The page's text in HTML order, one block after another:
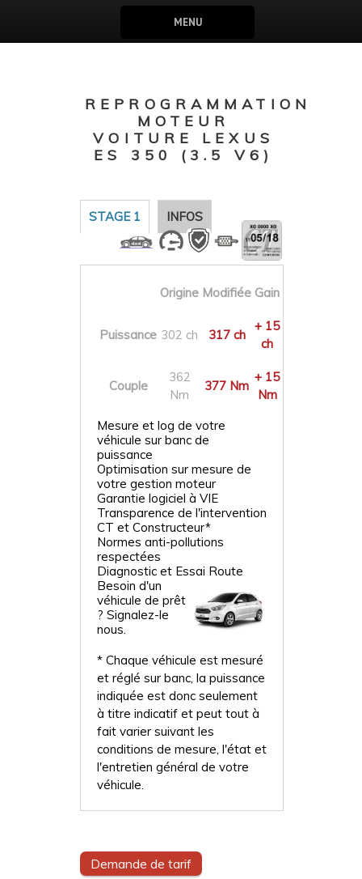
MENU
REPROGRAMMATION
MOTEUR
VOITURE LEXUS
ES 350 (3.5 V6)
STAGE 1 INFOS
Origine Modifiée Gain
Puissance 302 ch 317 ch
+ 15
ch
Couple
362
Nm
377 Nm
+ 15
Nm
Mesure et log de votre
véhicule sur banc de
puissance
Optimisation sur mesure de
votre gestion moteur
Garantie logiciel à VIE
Transparence de l'intervention
CT et Constructeur*
Normes anti-pollutions
respectées
Diagnostic et Essai Route
Besoin d'un
véhicule de prêt
? Signalez-le
nous.
* Chaque véhicule est mesuré
et réglé sur banc, la puissance
indiquée est donc seulement
à titre indicatif et peut tout à
fait varier suivant les
conditions de mesure, l'état et
l'entretien général de votre
véhicule.
Demande de tarif